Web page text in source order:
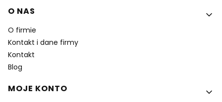
Linki w stopce
O NAS
O firmie
Kontakt i dane firmy
Kontakt
Blog
MOJE KONTO